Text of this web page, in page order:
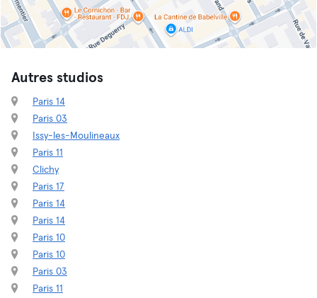
Autres studios
Paris 14
Paris 03
Issy-les-Moulineaux
Paris 11
Clichy
Paris 17
Paris 14
Paris 14
Paris 10
Paris 10
Paris 03
Paris 11